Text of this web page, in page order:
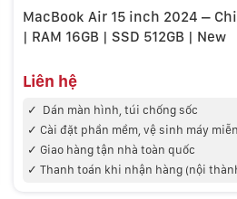
MacBook Air 15 inch 2024 –
| RAM 16GB | SSD 512GB | New
Liên hệ
✓ Dán màn hình, túi chống sốc
✓ Cài đặt phần mềm, vệ sinh máy
✓ Giao hàng tận nhà toàn quốc
✓ Thanh toán khi nhận hàng (nội